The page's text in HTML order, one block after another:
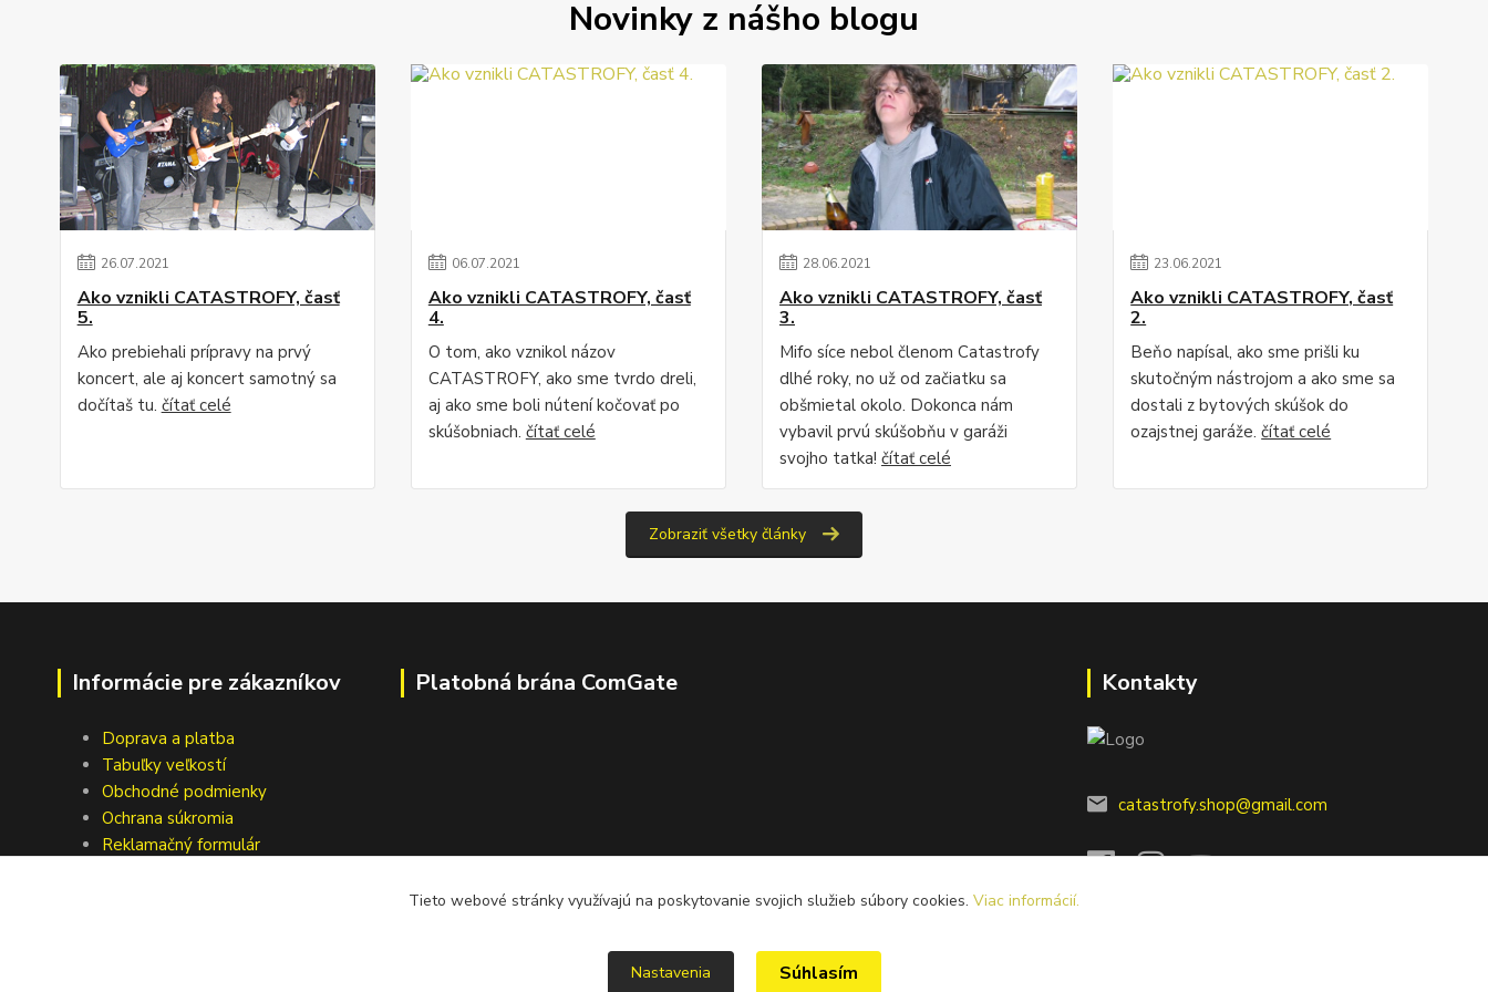
Novinky z nášho blogu
26.07.2021
Ako vznikli CATASTROFY, časť
5.
Ako prebiehali prípravy na prvý
koncert, ale aj koncert samotný sa
dočítaš tu. čítať celé
06.07.2021
Ako vznikli CATASTROFY, časť
4.
O tom, ako vznikol názov
CATASTROFY, ako sme tvrdo dreli,
aj ako sme boli nútení kočovať po
skúšobniach. čítať celé
28.06.2021
Ako vznikli CATASTROFY, časť
3.
Mifo síce nebol členom Catastrofy
dlhé roky, no už od začiatku sa
obšmietal okolo. Dokonca nám
vybavil prvú skúšobňu v garáži
svojho tatka! čítať celé
23.06.2021
Ako vznikli CATASTROFY, časť
2.
Beňo napísal, ako sme prišli ku
skutočným nástrojom a ako sme sa
dostali z bytových skúšok do
ozajstnej garáže.čítať celé
Zobraziť všetky články
Informácie pre zákazníkov
Doprava a platba
Tabuľky veľkostí
Obchodné podmienky
Ochrana súkromia
Reklamačný formulár
Platobná brána ComGate Kontakty
catastrofy.shop@gmail.com
Tieto webové stránky využívajú na poskytovanie svojich služieb súbory cookies. Viac informácií.
Nastavenia Súhlasím